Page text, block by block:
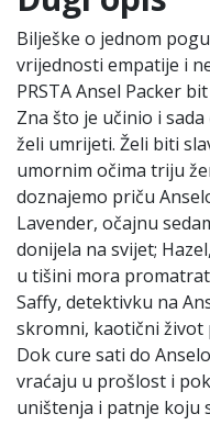
Bilješke o jednom
vrijednosti empatije i
PRSTA Ansel Packer
Zna što je učinio i
želi umrijeti. Želi biti
umornim očima triju
doznajemo priču
Lavender, očajnu
donijela na svijet;
u tišini mora
Saffy, detektivku na
skromni, kaotični život
Dok cure sati do
vraćaju u prošlost i
uništenja i patnje koju